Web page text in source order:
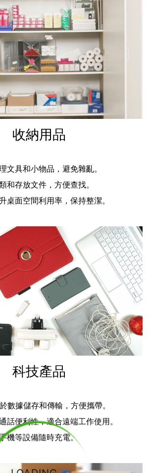
收納用品
文具和小物品，避免雜亂。
和存放文件，方便查找。
桌面空間利用率，保持整潔。
科技產品
於數據儲存和傳輸，方便攜帶。
話便利性，適合遠端工作使用。
機等設備隨時充電。